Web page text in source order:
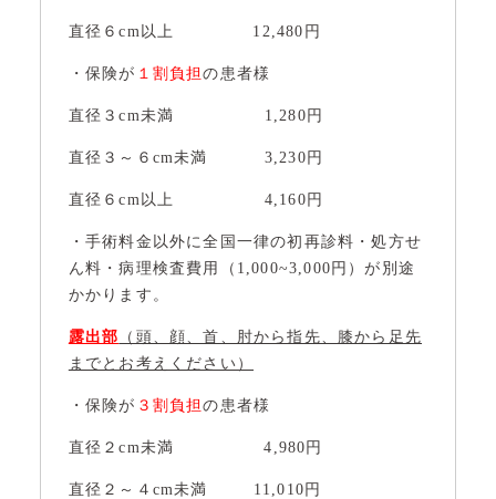
直径６cm以上 12,480円
・保険が １割負担の患者様
直径３cm未満 1,280円
直径３～６cm未満 3,230円
直径６cm以上 4,160円
・手術料金以外に全国一律の初再診料・処方せ
ん料・病理検査費用（1,000~3,000円）が別途
かかります。
露出部 （頭、顔、首、肘から指先、膝から足先
までとお考えください）
・保険が ３割負担の患者様
直径２cm未満 4,980円
直径２～４cm未満 11,010円